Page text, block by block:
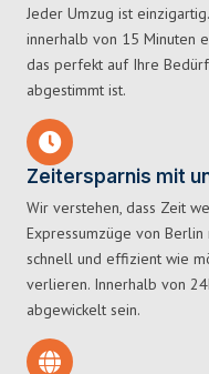
Jeder Umzug ist
innerhalb von 15 Minuten
das perfekt auf Ihre
abgestimmt ist.
Zeitersparnis mit
Wir verstehen, dass Zeit
Expressumzüge von Berlin
schnell und effizient wie
verlieren. Innerhalb von
abgewickelt sein.